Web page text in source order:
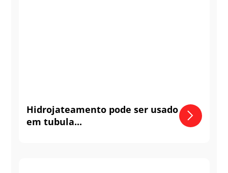
Hidrojateamento pode ser usado
em tubula...